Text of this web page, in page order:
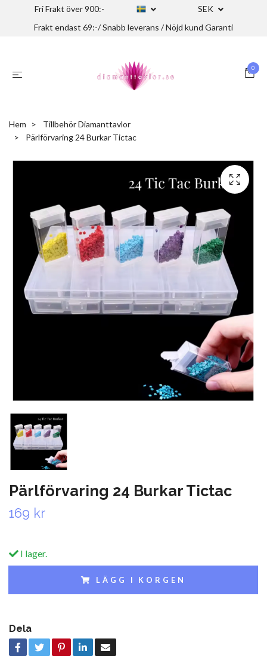
Fri Frakt över 900:-
SEK
Frakt endast 69:-/ Snabb leverans / Nöjd kund Garanti
0
Hem
Tillbehör Diamanttavlor
Pärlförvaring 24 Burkar Tictac
Pärlförvaring 24 Burkar Tictac
169 kr
I lager.
LÄGG I KORGEN
Dela